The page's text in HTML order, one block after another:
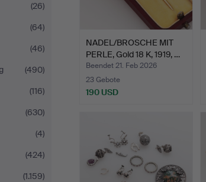
(26)
(64)
(46)
(490)
(116)
(630)
(4)
(424)
(1.159)
NADEL/BROSCHE MIT
PERLE, Gold 18 K, 1919, …
Beendet 21. Feb 2026
23 Gebote
190 USD